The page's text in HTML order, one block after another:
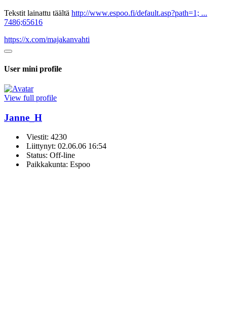
Tekstit lainattu täältä http://www.espoo.fi/default.asp?path=1; ...
7486;65616
https://x.com/majakanvahti
User mini profile
View full profile
Janne_H
Viestit: 4230
Liittynyt: 02.06.06 16:54
Status: Off-line
Paikkakunta: Espoo